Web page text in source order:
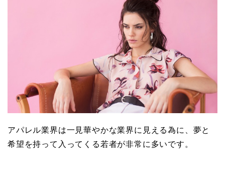
アパレル業界は一見華やかな業界に見える為に、夢と
希望を持って入ってくる若者が非常に多いです。